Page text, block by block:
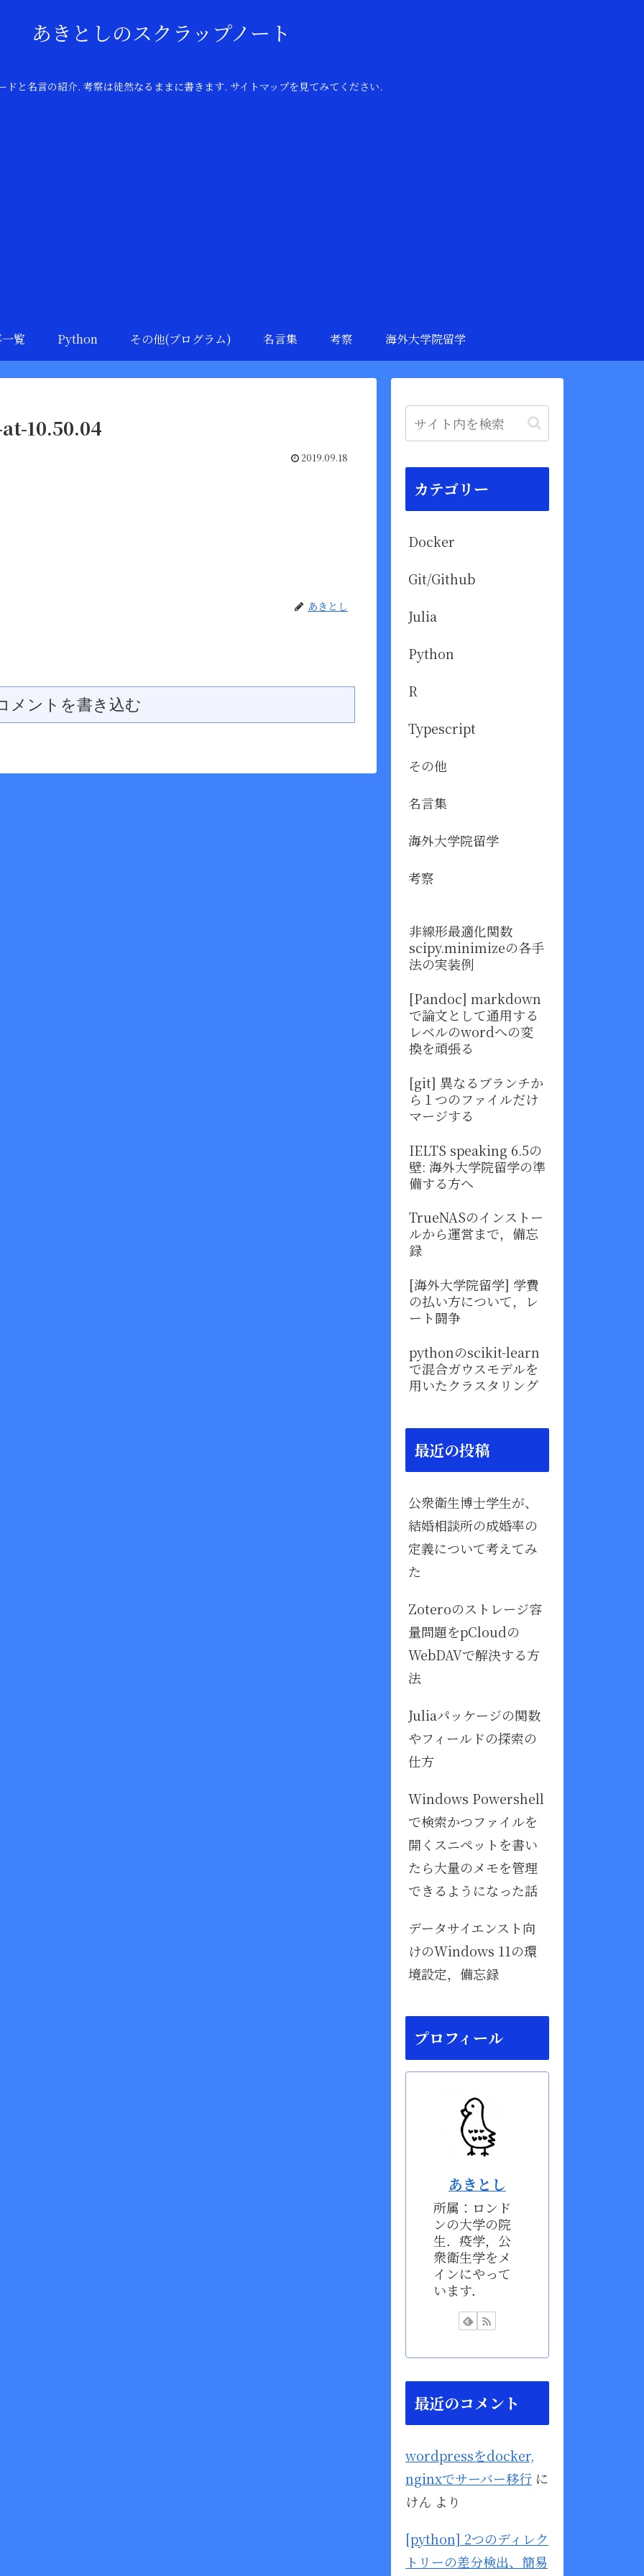
あきとしのスクラップノート
と名言の紹介. 考察は徒然なるままに書きます. サイトマップを見てみてください.
覧 Python その他(プログラム) 名言集 考察 海外大学院留学
10.50.04
2019.09.18
あきとし
メントを書き込む
カテゴリー
Docker
Git/Github
Julia
Python
R
Typescript
その他
名言集
海外大学院留学
考察
非線形最適化関数
scipy.minimizeの各手
法の実装例
[Pandoc] markdown
で論文として通用する
レベルのwordへの変
換を頑張る
[git] 異なるブランチか
ら１つのファイルだけ
マージする
IELTS speaking 6.5の
壁: 海外大学院留学の準
備する方へ
TrueNASのインストー
ルから運営まで，備忘
録
[海外大学院留学] 学費
の払い方について，レ
ート闘争
pythonのscikit-learn
で混合ガウスモデルを
用いたクラスタリング
最近の投稿
公衆衛生博士学生が、
結婚相談所の成婚率の
定義について考えてみ
た
Zoteroのストレージ容
量問題をpCloudの
WebDAVで解決する方
法
Juliaパッケージの関数
やフィールドの探索の
仕方
Windows Powershell
で検索かつファイルを
開くスニペットを書い
たら大量のメモを管理
できるようになった話
データサイエンスト向
けのWindows 11の環
境設定，備忘録
プロフィール
あきとし
所属：ロンド
ンの大学の院
生．疫学，公
衆衛生学をメ
インにやって
います．
最近のコメント
wordpressをdocker,
nginxでサーバー移行 に
けん より
[python] 2つのディレク
トリーの差分検出、簡易